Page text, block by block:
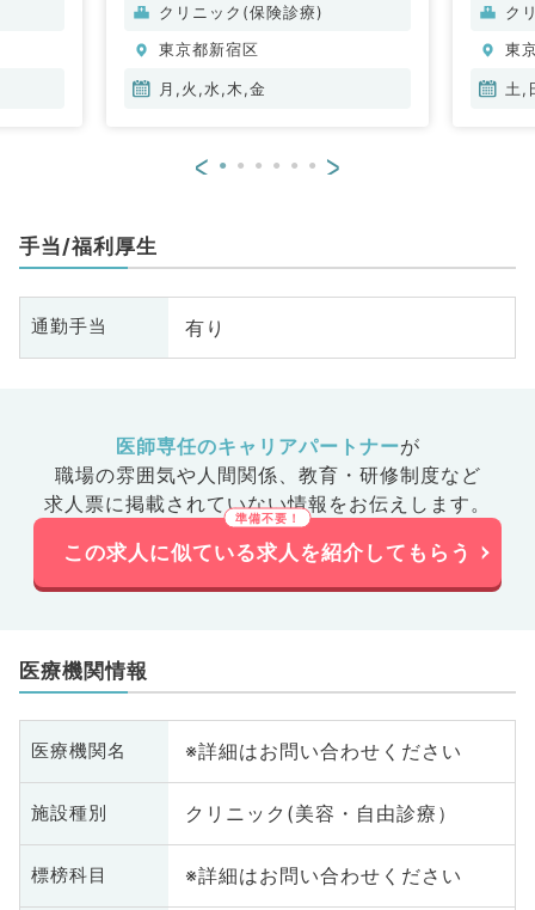
老年内
ック、
膠原病
クリニック(保険診療)
東京都新宿区
月,火,水,木,金
ク
東
土,
< >
手当/福利厚生
通勤手当 有り
医師専任のキャリアパートナーが
職場の雰囲気や人間関係、 教育・研修制度など
求人票に掲載されていない情報をお伝えします。
この求人に似ている求人を紹介してもらう
医療機関情報
医療機関名 ※詳細はお問い合わせください
施設種別 クリニック(美容・自由診療）
標榜科目 ※詳細はお問い合わせください